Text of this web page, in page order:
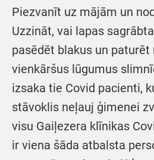
Piezvanīt uz mājām un
Uzzināt, vai lapas
pasēdēt blakus un paturēt
vienkāršus lūgumus
izsaka tie Covid pacienti,
stāvoklis neļauj ģimenei
visu Gaiļezera klīnikas
ir viena šāda atbalsta